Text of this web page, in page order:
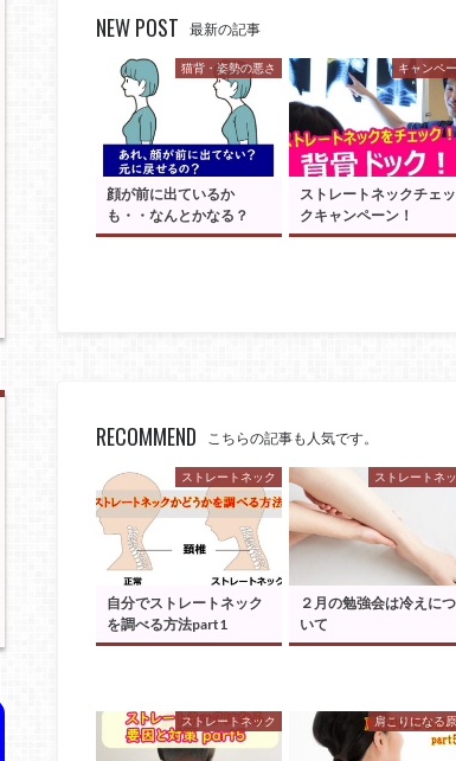
NEW POST 最新の記事
猫背・姿勢の悪さ
顔が前に出ているか
も・・なんとかなる？
キャンペ
ストレートネックチェッ
クキャンペーン！
RECOMMEND こちらの記事も人気です。
ストレートネック
自分でストレートネック
を調べる方法part1
ストレートネ
２月の勉強会は冷えにつ
いて
ストレートネック 肩こりになる